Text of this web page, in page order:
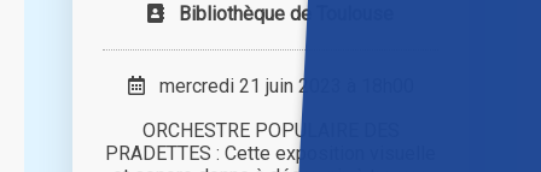
Bibliothèque de Toulouse
mercredi 21 juin 2023 à 18h00
ORCHESTRE POPULAIRE DES
PRADETTES : Cette exposition visuelle